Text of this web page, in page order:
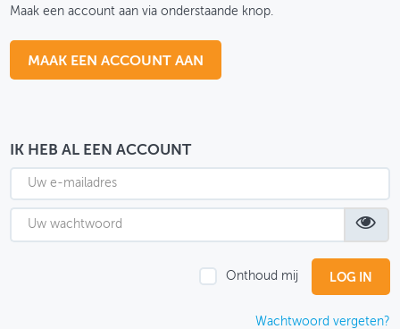
THEMASITES
MIJN PROFIEL
GEBRUIKER
Maak een account aan via onderstaande knop.
MAAK EEN ACCOUNT AAN
IK HEB AL EEN ACCOUNT
Onthoud mij
Wachtwoord vergeten?